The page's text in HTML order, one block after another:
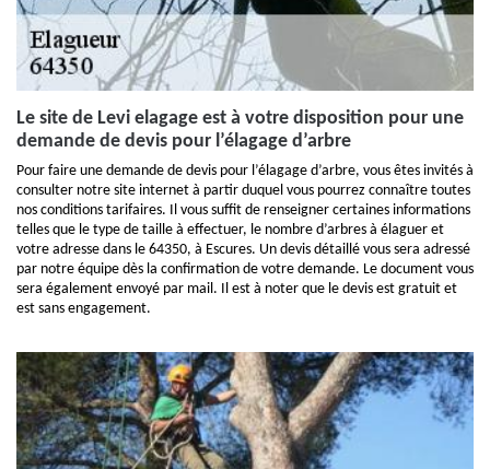
Le site de Levi elagage est à votre disposition pour une
demande de devis pour l’élagage d’arbre
Pour faire une demande de devis pour l’élagage d’arbre, vous êtes invités à
consulter notre site internet à partir duquel vous pourrez connaître toutes
nos conditions tarifaires. Il vous suffit de renseigner certaines informations
telles que le type de taille à effectuer, le nombre d’arbres à élaguer et
votre adresse dans le 64350, à Escures. Un devis détaillé vous sera adressé
par notre équipe dès la confirmation de votre demande. Le document vous
sera également envoyé par mail. Il est à noter que le devis est gratuit et
est sans engagement.